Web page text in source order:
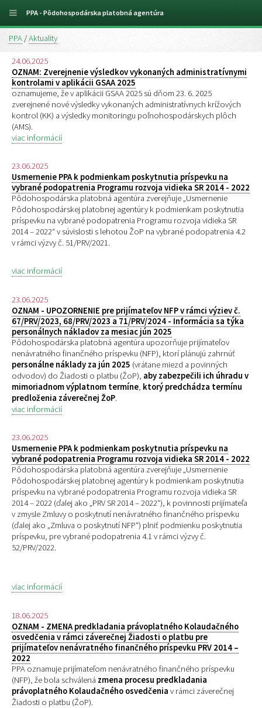
PPA /Aktuality
24.06.2025
OZNAM: Zverejnenie výsledkov vykonaných administratívnymi
kontrolami v aplikácii GSAA 2025
oznamujeme, že v aplikácii GSAA 2025 sú dňom 23. 6. 2025
zverejnené nové výsledky vykonaných administratívnych krížových
kontrol (KK) a výsledky monitoringu poľnohospodárskych plôch
(AMS).
viac informácií
23.06.2025
Usmernenie PPA k podmienkam poskytnutia príspevku na
vybrané podopatrenia Programu rozvoja vidieka SR 2014 - 2022
Pôdohospodárska platobná agentúra zverejňuje „Usmernenie
Pôdohospodárskej platobnej agentúry k podmienkam poskytnutia
príspevku na vybrané podopatrenia Programu rozvoja vidieka SR
2014 – 2022“ v súvislosti s lehotou ŽoP na vybrané podopatrenia 4.2
v rámci výzvy č. 51/PRV/2021.
viac informácií
23.06.2025
OZNAM - UPOZORNENIE pre prijímateľov NFP v rámci výziev č.
67/PRV/2023, 68/PRV/2023 a 71/PRV/2024 - Informácia sa týka
personálnych nákladov za mesiac jún 2025
Pôdohospodárska platobná agentúra upozorňuje prijímateľov
nenávratného finančného príspevku (NFP), ktorí plánujú zahrnúť
personálne náklady za jún 2025 (vrátane miezd a povinných
odvodov) do Žiadosti o platbu (ŽoP), aby zabezpečili ich úhradu v
mimoriadnom výplatnom termíne, ktorý predchádza termínu
predloženia záverečnej ŽoP.
viac informácií
23.06.2025
Usmernenie PPA k podmienkam poskytnutia príspevku na
vybrané podopatrenia Programu rozvoja vidieka SR 2014 - 2022
Pôdohospodárska platobná agentúra zverejňuje „Usmernenie
Pôdohospodárskej platobnej agentúry k podmienkam poskytnutia
príspevku na vybrané podopatrenia Programu rozvoja vidieka SR
2014 – 2022 (ďalej ako „PRV SR 2014 – 2022“), k povinnosti prijímateľa
v zmysle Zmluvy o poskytnutí nenávratného finančného príspevku
(ďalej ako „Zmluva o poskytnutí NFP“) plniť podmienku poskytnutia
príspevku, prevybrané podopatrenia 4.1 v rámci výzvy č.
52/PRV/2022.
viac informácií
18.06.2025
OZNAM - ZMENA predkladania právoplatného Kolaudačného
osvedčenia v rámci záverečnej Žiadosti o platbu pre
prijímateľov nenávratného finančného príspevku PRV 2014 –
2022
PPA oznamuje prijímateľom nenávratného finančného príspevku
(NFP), že bola schválená zmena procesu predkladania
právoplatného Kolaudačného osvedčenia v rámci záverečnej
Žiadosti o platbu (ŽoP).
PPA - Pôdohospodárska platobná agentúra